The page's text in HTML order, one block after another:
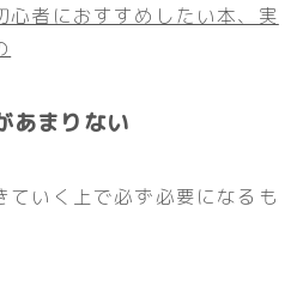
心者におすすめしたい本、実
あまりない
いく上で必ず必要になるも